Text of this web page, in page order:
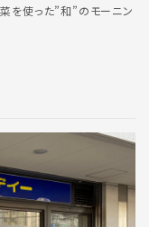
を使った”和”のモーニン